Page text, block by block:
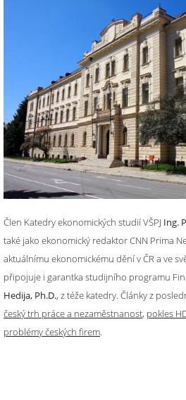
Člen Katedry ekonomických studií VŠPJ Ing.
také jako ekonomický redaktor CNN Prima
aktuálnímu ekonomickému dění v ČR a ve
připojuje i garantka studijního programu
Hedija, Ph.D., z téže katedry. Články z
český trh práce a nezaměstnanost, pokles
problémy českých firem.